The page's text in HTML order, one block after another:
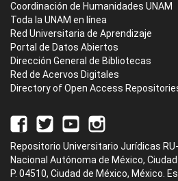
Coordinación de Humanidades UNAM
Toda la UNAM en línea
Red Universitaria de Aprendizaje
Portal de Datos Abiertos
Dirección General de Bibliotecas
Red de Acervos Digitales
Directory of Open Access
Repositorio Universitario Jurídicas
Nacional Autónoma de México,
P. 04510, Ciudad de México, México.